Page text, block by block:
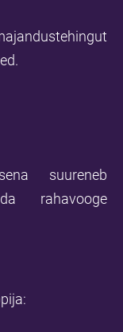
suureneb
rahavooge